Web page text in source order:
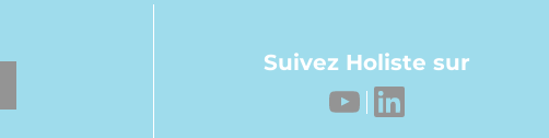
Suivez Holiste sur